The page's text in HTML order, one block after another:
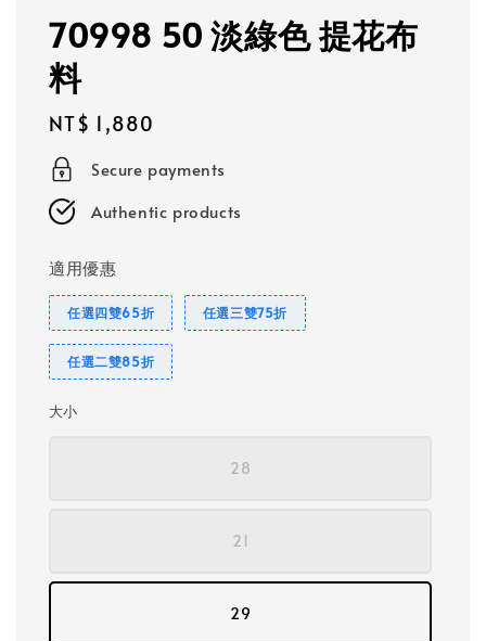
70998 50 淡綠色 提花布
料
Regular
price
NT$ 1,880
Secure payments
Authentic products
適用優惠
任選四雙65折 任選三雙75折
任選二雙85折
大小
28
21
29